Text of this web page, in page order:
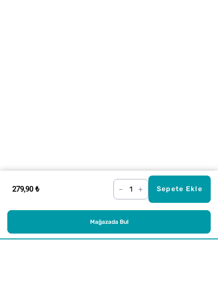
279,90 ₺ – + Sepete Ekle
Mağazada Bul